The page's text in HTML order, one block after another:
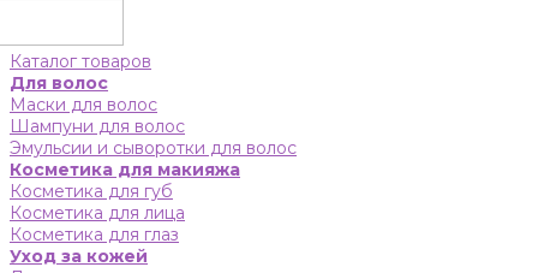
Каталог товаров
Для волос
Маски для волос
Шампуни для волос
Эмульсии и сыворотки для волос
Косметика для макияжа
Косметика для губ
Косметика для лица
Косметика для глаз
Уход за кожей